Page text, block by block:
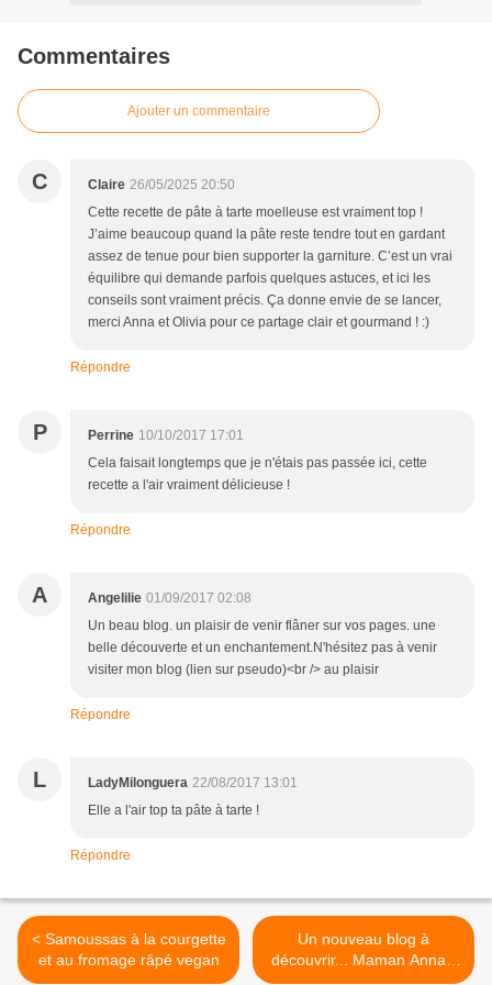
Commentaires
Ajouter un commentaire
C Claire 26/05/2025 20:50
Cette recette de pâte à tarte moelleuse est vraiment top !
J’aime beaucoup quand la pâte reste tendre tout en gardant
assez de tenue pour bien supporter la garniture. C’est un vrai
équilibre qui demande parfois quelques astuces, et ici les
conseils sont vraiment précis. Ça donne envie de se lancer,
merci Anna et Olivia pour ce partage clair et gourmand ! :)
Répondre
P Perrine 10/10/2017 17:01
Cela faisait longtemps que je n'étais pas passée ici, cette
recette a l'air vraiment délicieuse !
Répondre
A Angelilie 01/09/2017 02:08
Un beau blog. un plaisir de venir flâner sur vos pages. une
belle découverte et un enchantement.N'hésitez pas à venir
visiter mon blog (lien sur pseudo)<br /> au plaisir
Répondre
L LadyMilonguera 22/08/2017 13:01
Elle a l'air top ta pâte à tarte !
Répondre
< Samoussas à la courgette
et au fromage râpé vegan
Un nouveau blog à
découvrir... Maman Anna -
Blog d'une jeune maman